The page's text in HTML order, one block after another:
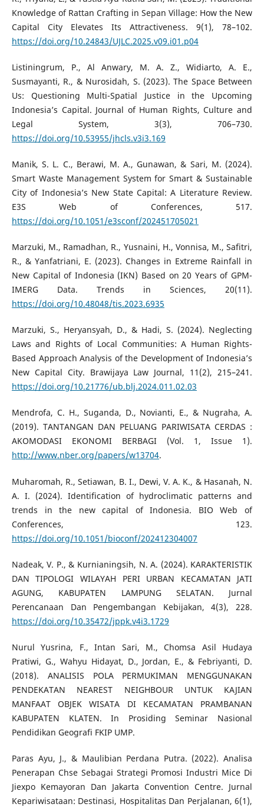
Knowledge of Rattan Crafting in Sepan Village: How the New
Capital City Elevates Its Attractiveness. 9(1), 78–102.
https://doi.org/10.24843/UJLC.2025.v09.i01.p04
Listiningrum, P., Al Anwary, M. A. Z., Widiarto, A. E.,
Susmayanti, R., & Nurosidah, S. (2023). The Space Between
Us: Questioning Multi-Spatial Justice in the Upcoming
Indonesia’s Capital. Journal of Human Rights, Culture and
Legal System, 3(3), 706–730.
https://doi.org/10.53955/jhcls.v3i3.169
Manik, S. L. C., Berawi, M. A., Gunawan, & Sari, M. (2024).
Smart Waste Management System for Smart & Sustainable
City of Indonesia’s New State Capital: A Literature Review.
E3S Web of Conferences, 517.
https://doi.org/10.1051/e3sconf/202451705021
Marzuki, M., Ramadhan, R., Yusnaini, H., Vonnisa, M., Safitri,
R., & Yanfatriani, E. (2023). Changes in Extreme Rainfall in
New Capital of Indonesia (IKN) Based on 20 Years of GPM-
IMERG Data. Trends in Sciences, 20(11).
https://doi.org/10.48048/tis.2023.6935
Marzuki, S., Heryansyah, D., & Hadi, S. (2024). Neglecting
Laws and Rights of Local Communities: A Human Rights-
Based Approach Analysis of the Development of Indonesia’s
New Capital City. Brawijaya Law Journal, 11(2), 215–241.
https://doi.org/10.21776/ub.blj.2024.011.02.03
Mendrofa, C. H., Suganda, D., Novianti, E., & Nugraha, A.
(2019). TANTANGAN DAN PELUANG PARIWISATA CERDAS :
AKOMODASI EKONOMI BERBAGI (Vol. 1, Issue 1).
http://www.nber.org/papers/w13704.
Muharomah, R., Setiawan, B. I., Dewi, V. A. K., & Hasanah, N.
A. I. (2024). Identification of hydroclimatic patterns and
trends in the new capital of Indonesia. BIO Web of
Conferences, 123.
https://doi.org/10.1051/bioconf/202412304007
Nadeak, V. P., & Kurnianingsih, N. A. (2024). KARAKTERISTIK
DAN TIPOLOGI WILAYAH PERI URBAN KECAMATAN JATI
AGUNG, KABUPATEN LAMPUNG SELATAN. Jurnal
Perencanaan Dan Pengembangan Kebijakan, 4(3), 228.
https://doi.org/10.35472/jppk.v4i3.1729
Nurul Yusrina, F., Intan Sari, M., Chomsa Asil Hudaya
Pratiwi, G., Wahyu Hidayat, D., Jordan, E., & Febriyanti, D.
(2018). ANALISIS POLA PERMUKIMAN MENGGUNAKAN
PENDEKATAN NEAREST NEIGHBOUR UNTUK KAJIAN
MANFAAT OBJEK WISATA DI KECAMATAN PRAMBANAN
KABUPATEN KLATEN. In Prosiding Seminar Nasional
Pendidikan Geografi FKIP UMP.
Paras Ayu, J., & Maulibian Perdana Putra. (2022). Analisa
Penerapan Chse Sebagai Strategi Promosi Industri Mice Di
Jiexpo Kemayoran Dan Jakarta Convention Centre. Jurnal
Kepariwisataan: Destinasi, Hospitalitas Dan Perjalanan, 6(1),